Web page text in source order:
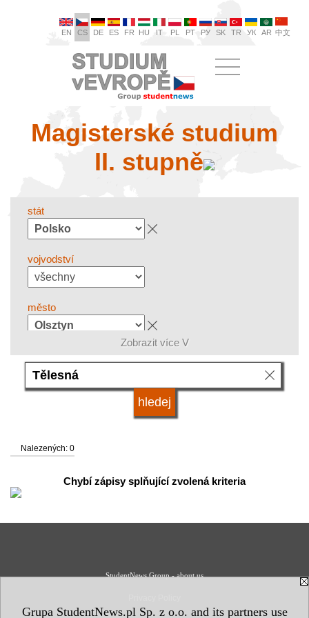
Grupa StudentNews.pl Sp. z o.o. and its partners use
EN CS DE ES FR HU IT PL PT РУ SK TR УК AR 中文
Magisterské studium
II. stupně
stát
vojvodství
město
skupina oborů
systém studia
Zobrazit více V
Nalezených: 0
Chybí zápisy splňující zvolená kriteria
StudentNews Group - about us